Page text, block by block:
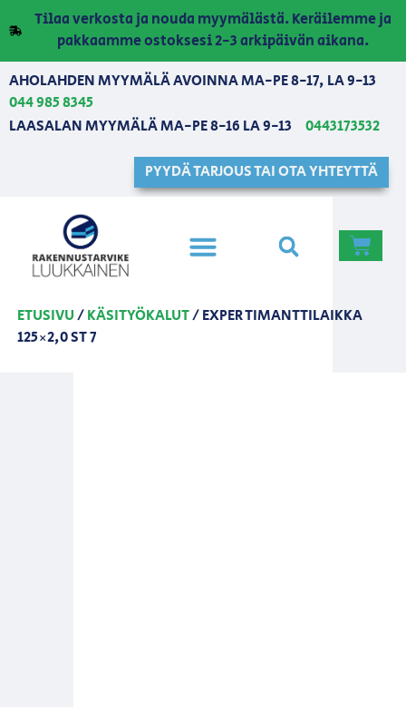
Tilaa verkosta ja nouda myymälästä. Keräilemme ja
pakkaamme ostoksesi 2-3 arkipäivän aikana.
AHOLAHDEN MYYMÄLÄ AVOINNA MA-PE 8-17, LA 9-13
044 985 8345
LAASALAN MYYMÄLÄ MA-PE 8-16 LA 9-13
0443173532
PYYDÄ TARJOUS TAI OTA YHTEYTTÄ
ETUSIVU/KÄSITYÖKALUT/ EXPER TIMANTTILAIKKA
125×2,0 ST 7